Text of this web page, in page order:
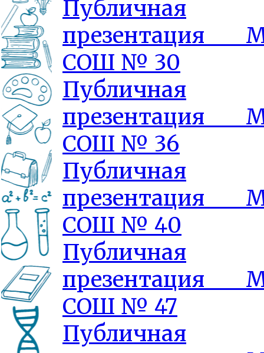
Публичная
презентация
СОШ № 30
Публичная
презентация
СОШ № 36
Публичная
презентация
СОШ № 40
Публичная
презентация
СОШ № 47
Публичная